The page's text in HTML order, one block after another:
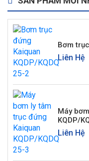
Bơm
Liên Hệ
Máy
KQDP/
Liên Hệ